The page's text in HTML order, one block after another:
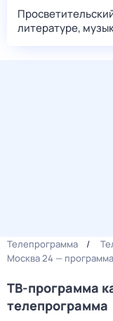
литературе,
Телепрограмма
Москва 24 —
ТВ-программа
телепрограмма